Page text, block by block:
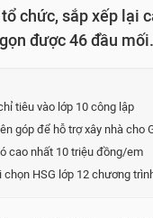
chức, sắp xếp lại
được 46 đầu mối.
tiêu vào lớp 10 công lập
góp để hỗ trợ xây nhà cho
cao nhất 10 triệu đồng/em
HSG lớp 12 chương